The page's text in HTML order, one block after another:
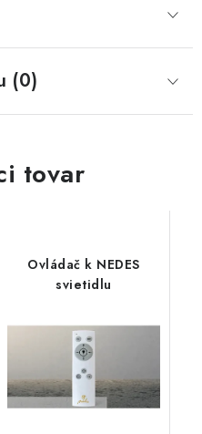
(0)
tovar
Ovládač k NEDES
svietidlu